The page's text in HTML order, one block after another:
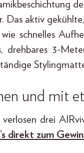
Das aktiv
schnelles
drehbares 3-
und mit
drei
direkt zum